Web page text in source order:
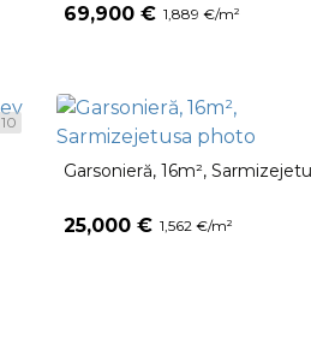
69,900 € 1,889 €/m²
10
Garsonieră, 16m²,
25,000 € 1,562 €/m²